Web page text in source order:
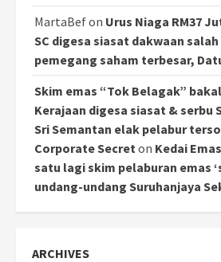
MartaBefon Urus Niaga RM37
SC digesa siasat dakwaan
pemegang saham terbesar,
Skim emas “Tok Belagak”
Kerajaan digesa siasat & serbu
Sri Semantan elak pelabur
Corporate Secret on Kedai
satu lagi skim pelaburan emas
undang-undang Suruhanjaya
ARCHIVES